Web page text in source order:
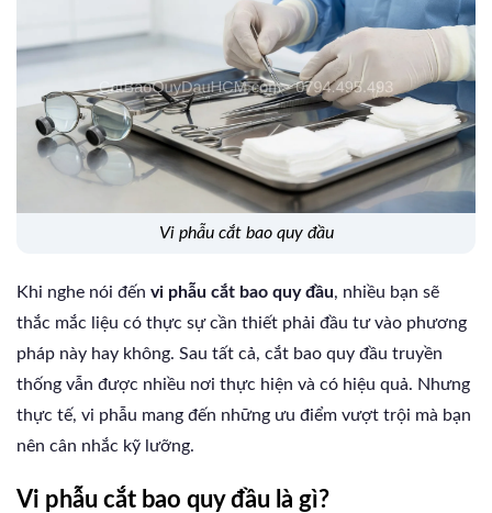
vi phẫu cắt bao quy đầu
Khi nghe nói đến vi phẫu cắt bao quy đầu, nhiều bạn sẽ
thắc mắc liệu có thực sự cần thiết phải đầu tư vào phương
pháp này hay không. Sau tất cả, cắt bao quy đầu truyền
thống vẫn được nhiều nơi thực hiện và có hiệu quả. Nhưng
thực tế, vi phẫu mang đến những ưu điểm vượt trội mà bạn
nên cân nhắc kỹ lưỡng.
Vi phẫu cắt bao quy đầu là gì?